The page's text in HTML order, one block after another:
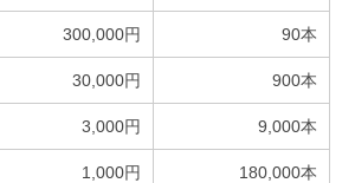
300,000円 90本
30,000円 900本
3,000円 9,000本
1,000円 180,000本